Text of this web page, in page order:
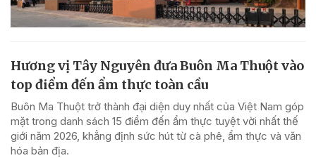
Hương vị Tây Nguyên đưa Buôn Ma Thuột vào
top điểm đến ẩm thực toàn cầu
Buôn Ma Thuột trở thành đại diện duy nhất của Việt Nam góp
mặt trong danh sách 15 điểm đến ẩm thực tuyệt vời nhất thế
giới năm 2026, khẳng định sức hút từ cà phê, ẩm thực và văn
hóa bản địa.